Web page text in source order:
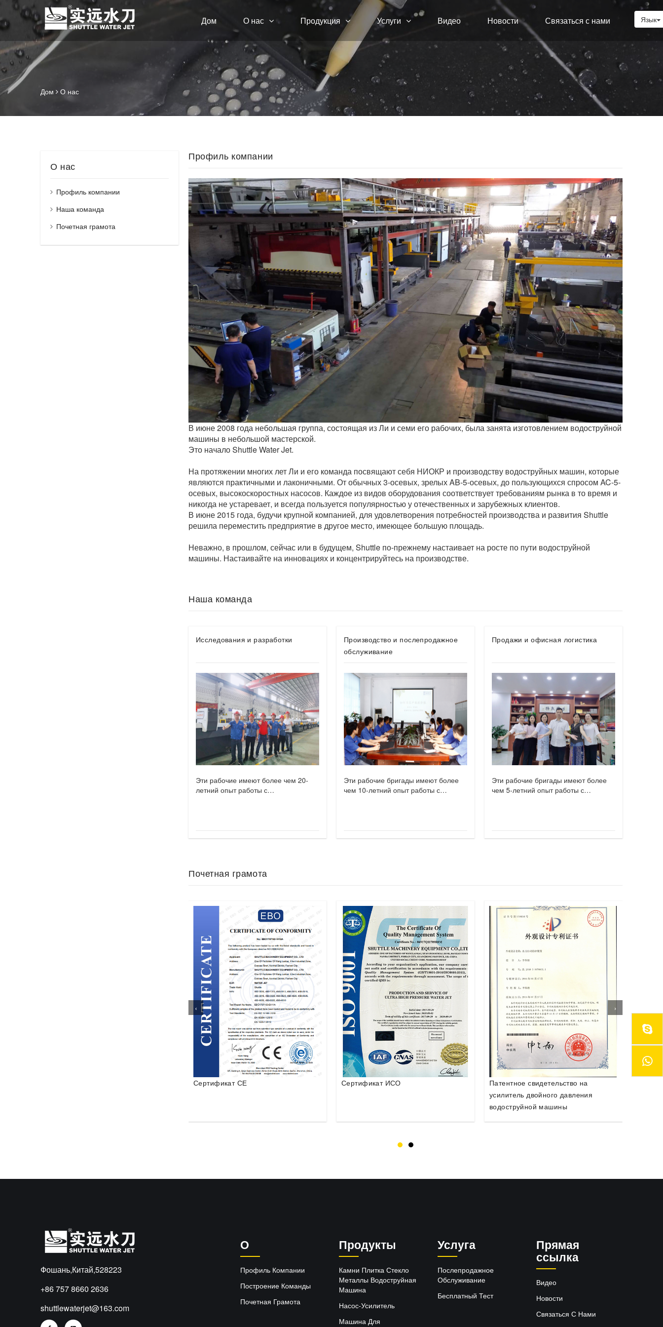
Дом О нас Продукция Услуги Видео Новости Связаться с нами Язык
Дом О нас
О нас
Профиль компании
Наша команда
Почетная грамота
Профиль компании
В июне 2008 года небольшая группа, состоящая из Ли и семи его рабочих, была занята изготовлением водоструйной
машины в небольшой мастерской.
Это начало Shuttle Water Jet.
На протяжении многих лет Ли и его команда посвящают себя НИОКР и производству водоструйных машин, которые
являются практичными и лаконичными. От обычных 3-осевых, зрелых AB-5-осевых, до пользующихся спросом AC-5-
осевых, высокоскоростных насосов. Каждое из видов оборудования соответствует требованиям рынка в то время и
никогда не устаревает, и всегда пользуется популярностью у отечественных и зарубежных клиентов.
В июне 2015 года, будучи крупной компанией, для удовлетворения потребностей производства и развития Shuttle
решила переместить предприятие в другое место, имеющее большую площадь.
Неважно, в прошлом, сейчас или в будущем, Shuttle по-прежнему настаивает на росте по пути водоструйной
машины. Настаивайте на инновациях и концентрируйтесь на производстве.
Наша команда
Исследования и разработки
Эти рабочие имеют более чем 20-
летний опыт работы с
Производство и послепродажное
обслуживание
Эти рабочие бригады имеют более
чем 10-летний опыт работы с
Продажи и офисная логистика
Эти рабочие бригады имеют более
чем 5-летний опыт работы с
Почетная грамота
Сертификат ИСО
Патентное свидетельство на
Патентное свидетельство на
систему автоматической подачи
абразива для гидроабразивной
‹ ›
Фошань,Китай,528223
+86 757 8660 2636
shuttlewaterjet@163.com
О
Профиль Компании
Построение Команды
Почетная Грамота
Продукты
Камни Плитка Стекло
Металлы Водоструйная
Машина
Насос-Усилитель
Машина Для
Услуга
Послепродажное
Обслуживание
Бесплатный Тест
Прямая
ссылка
Видео
Новости
Связаться С Нами